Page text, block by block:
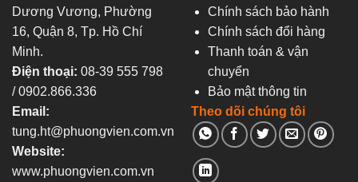
Dương Vương, Phường
16, Quận 8, Tp. Hồ Chí
Minh.
Điện thoại: 08-39 555 798
/ 0902.866.336
Email:
tung.ht@phuongvien.com.vn
Website:
www.phuongvien.com.vn
Chính sách bảo hành
Chính sách đổi hàng
Thanh toán & vận
chuyển
Bảo mật thông tin
Theo dõi chúng tôi